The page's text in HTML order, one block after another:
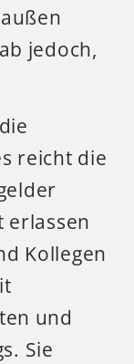
jedoch,
reicht die
erlassen
Kollegen
und
Sie